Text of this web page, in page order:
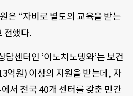
은 “자비로 별도의 교육을 받는
전했다.
센터인 ‘이노치노뎅와’는 보건
억원) 이상의 지원을 받는데, 자
서 전국 40개 센터를 갖춘 민간